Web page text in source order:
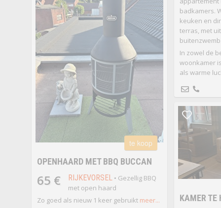
badkamers.
keuken en
terras, met
In zowel de
woonkamer
als warme
te koop
OPENHAARD MET BBQ BUCCAN
65 € RIJKEVORSEL• Gezellig BBQ
met open haard
Zo goed als nieuw 1 keer gebruikt meer... KAMER TE